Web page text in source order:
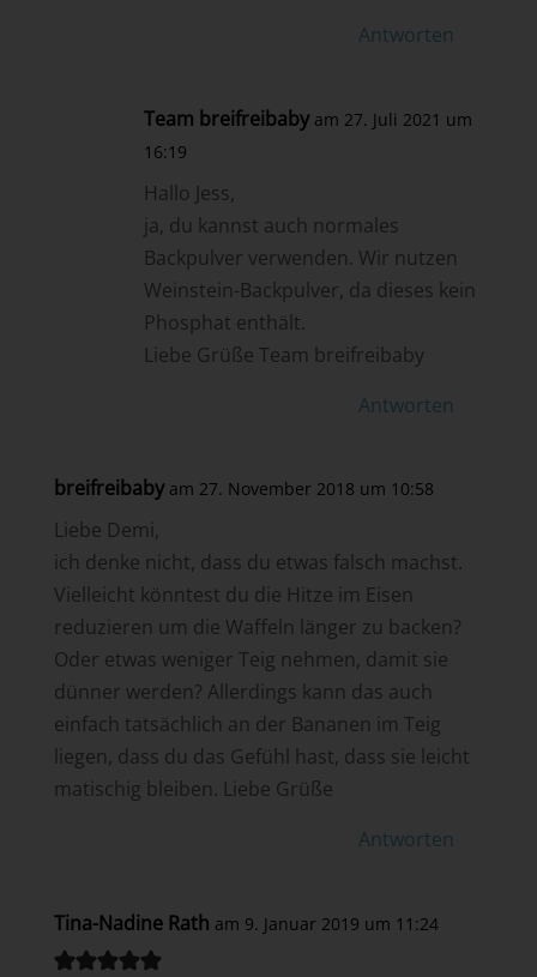
Antworten
Team breifreibaby am 27. Juli 2021 um
16:19
Hallo Jess,
ja, du kannst auch normales
Backpulver verwenden. Wir nutzen
Weinstein-Backpulver, da dieses kein
Phosphat enthält.
Liebe Grüße Team breifreibaby
Antworten
breifreibaby am 27. November 2018 um 10:58
Liebe Demi,
ich denke nicht, dass du etwas falsch machst.
Vielleicht könntest du die Hitze im Eisen
reduzieren um die Waffeln länger zu backen?
Oder etwas weniger Teig nehmen, damit sie
dünner werden? Allerdings kann das auch
einfach tatsächlich an der Bananen im Teig
liegen, dass du das Gefühl hast, dass sie leicht
matischig bleiben. Liebe Grüße
Antworten
Tina-Nadine Rath am 9. Januar 2019 um 11:24